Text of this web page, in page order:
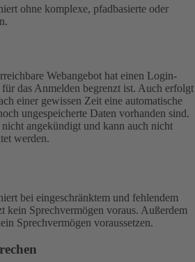
ohne komplexe, pfadbasierte oder
Webangebot hat einen Login-
das Anmelden begrenzt ist. Auch erfolgt
einer gewissen Zeit eine automatische
ungespeicherte Daten vorhanden sind.
angekündigt und kann auch nicht
werden.
bei eingeschränktem und fehlendem
kein Sprechvermögen voraus. Außerdem
Sprechvermögen voraussetzen.